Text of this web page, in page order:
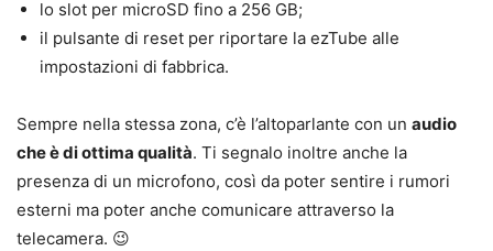
lo slot per microSD fino a 256 GB;
il pulsante di reset per riportare la ezTube alle
impostazioni di fabbrica.
Sempre nella stessa zona, c’è l’altoparlante con un audio
che è di ottima qualità. Ti segnalo inoltre anche la
presenza di un microfono, così da poter sentire i rumori
esterni ma poter anche comunicare attraverso la
telecamera. 😉